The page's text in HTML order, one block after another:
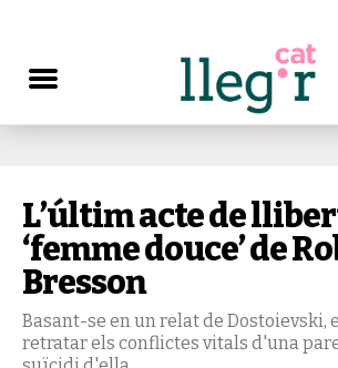
L’últim acte de
‘femme douce’ de
Bresson
Basant-se en un relat de Dostoievski,
retratar els conflictes vitals d'una